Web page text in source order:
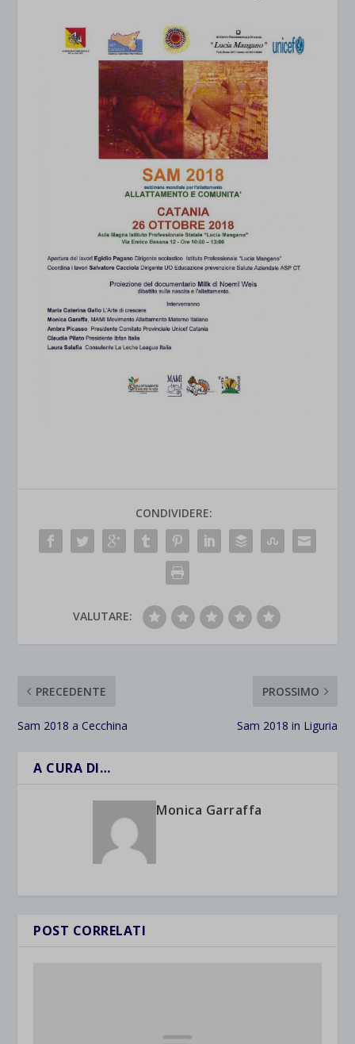
CONDIVIDERE:
VALUTARE:
PRECEDENTE
Sam 2018 a Cecchina
PROSSIMO
Sam 2018 in Liguria
A CURA DI…
Monica Garraffa
POST CORRELATI